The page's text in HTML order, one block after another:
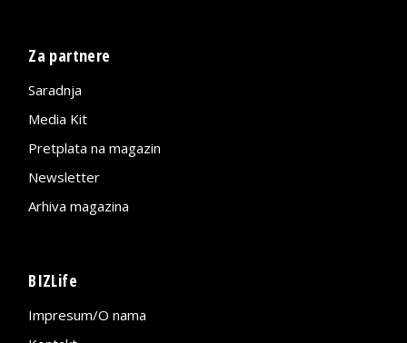
Za partnere
Saradnja
Media Kit
Pretplata na magazin
Newsletter
Arhiva magazina
BIZLife
Impresum/O nama